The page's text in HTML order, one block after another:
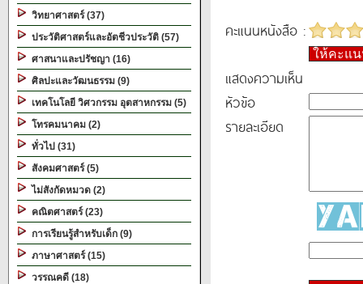
วิทยาศาสตร์ (37)
ประวัติศาสตร์และอัตชีวประวัติ (57)
ศาสนาและปรัชญา (16)
ศิลปะและวัฒนธรรม (9)
เทคโนโลยี วิศวกรรม อุตสาหกรรม (5)
โทรคมนาคม (2)
ทั่วไป (31)
สังคมศาสตร์ (5)
ไม่สังกัดหมวด (2)
คณิตศาสตร์ (23)
การเรียนรู้สำหรับเด็ก (9)
ภาษาศาสตร์ (15)
วรรณคดี (18)
คะแนนหนังสือ :
ให้คะแ
แสดงความเห็น
หัวข้อ
รายละเอียด